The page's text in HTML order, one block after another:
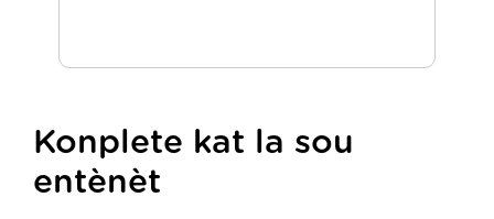
Konplete kat la sou
entènèt